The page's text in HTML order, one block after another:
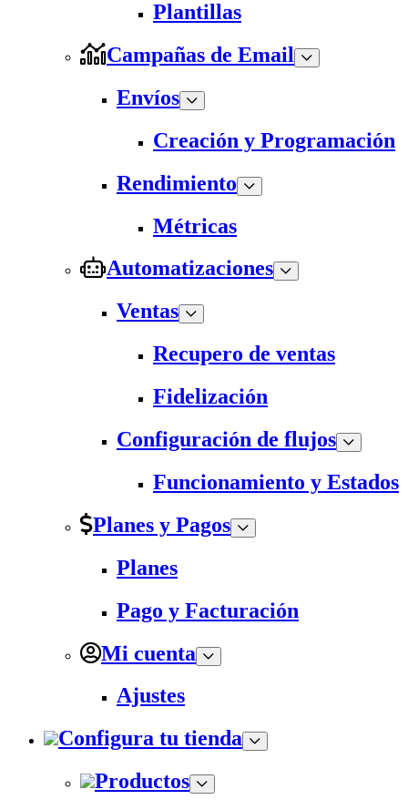
Plantillas
Campañas de Email
Envíos
Creación y Programación
Rendimiento
Métricas
Automatizaciones
Ventas
Recupero de ventas
Fidelización
Configuración de flujos
Funcionamiento y Estados
Planes y Pagos
Planes
Pago y Facturación
Mi cuenta
Ajustes
Configura tu tienda
Productos